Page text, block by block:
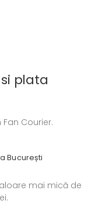
plata
Fan Courier.
București
mai mică de